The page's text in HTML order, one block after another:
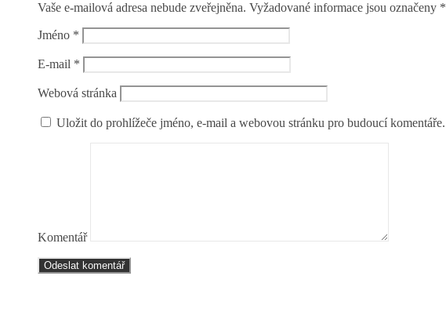
Vaše e-mailová adresa nebude zveřejněna. Vyžadované informace jsou označeny *
Jméno *
E-mail *
Webová stránka
Uložit do prohlížeče jméno, e-mail a webovou stránku pro budoucí komentáře.
Komentář